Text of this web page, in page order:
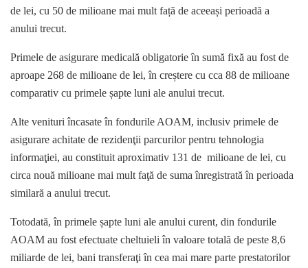
de lei, cu 50 de milioane mai mult față de aceeași perioadă a
anului trecut.
Primele de asigurare medicală obligatorie în sumă fixă au fost de
aproape 268 de milioane de lei, în creștere cu cca 88 de milioane
comparativ cu primele șapte luni ale anului trecut.
Alte venituri încasate în fondurile AOAM, inclusiv primele de
asigurare achitate de rezidenţii parcurilor pentru tehnologia
informaţiei, au constituit aproximativ 131 de milioane de lei, cu
circa nouă milioane mai mult faţă de suma înregistrată în perioada
similară a anului trecut.
Totodată, în primele șapte luni ale anului curent, din fondurile
AOAM au fost efectuate cheltuieli în valoare totală de peste 8,6
miliarde de lei, bani transferaţi în cea mai mare parte prestatorilor